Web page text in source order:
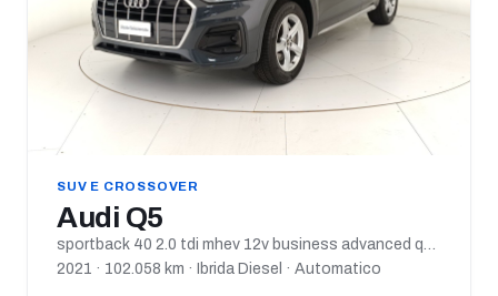
SUV E CROSSOVER
Audi Q5
2021 · 102.058 km · Ibrida Diesel · Automatico